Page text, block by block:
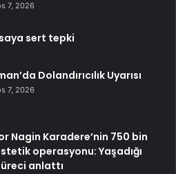
7, 2026
sert tepki
Dolandırıcılık Uyarısı
7, 2026
Nagin Karadere’nin 750 bin
operasyonu: Yaşadığı
anlattı